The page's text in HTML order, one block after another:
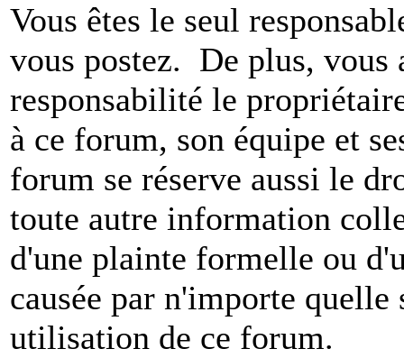
Vous êtes le seul
vous postez. De plus, vous
responsabilité le
à ce forum, son équipe et
forum se réserve aussi le
toute autre information
d'une plainte formelle ou
causée par n'importe
utilisation de ce forum.